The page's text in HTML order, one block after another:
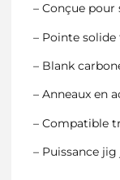
– Conçue
– Pointe solide
– Blank
– Anneaux en
– Compatible
– Puissance jig